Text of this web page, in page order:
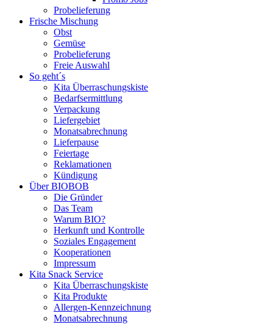
Probelieferung
Frische Mischung
Obst
Gemüse
Probelieferung
Freie Auswahl
So geht´s
Kita Überraschungskiste
Bedarfsermittlung
Verpackung
Liefergebiet
Monatsabrechnung
Lieferpause
Feiertage
Reklamationen
Kündigung
Über BIOBOB
Die Gründer
Das Team
Warum BIO?
Herkunft und Kontrolle
Soziales Engagement
Kooperationen
Impressum
Kita Snack Service
Kita Überraschungskiste
Kita Produkte
Allergen-Kennzeichnung
Monatsabrechnung